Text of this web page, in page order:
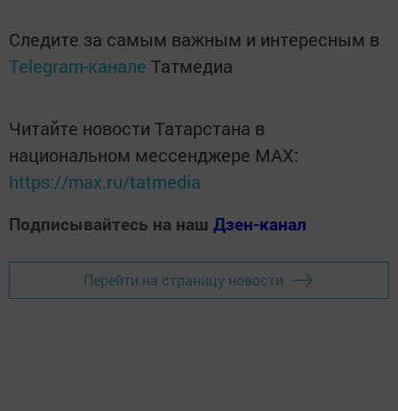
Следите за самым важным и интересным в
Telegram-канале Татмедиа
Читайте новости Татарстана в
национальном мессенджере MАХ:
https://max.ru/tatmedia
Подписывайтесь на наш Дзен-канал
Перейти на страницу новости